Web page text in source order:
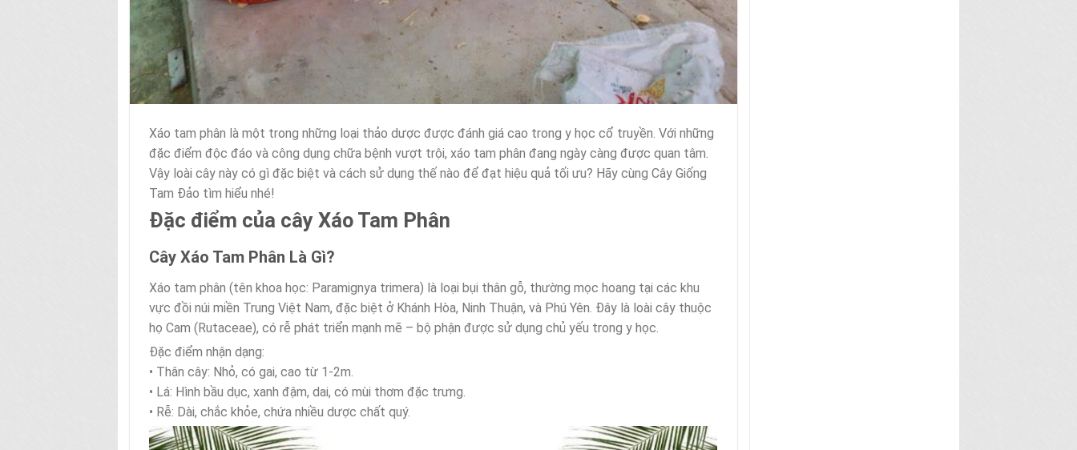
Xáo tam phân là một trong những loại thảo dược được đánh giá cao trong y học cổ truyền. Với những
đặc điểm độc đáo và công dụng chữa bệnh vượt trội, xáo tam phân đang ngày càng được quan tâm.
Vậy loài cây này có gì đặc biệt và cách sử dụng thế nào để đạt hiệu quả tối ưu? Hãy cùng Cây Giống
Tam Đảo tìm hiểu nhé!
Đặc điểm của cây Xáo Tam Phân
Cây Xáo Tam Phân Là Gì?
Xáo tam phân (tên khoa học: Paramignya trimera) là loại bụi thân gỗ, thường mọc hoang tại các khu
vực đồi núi miền Trung Việt Nam, đặc biệt ở Khánh Hòa, Ninh Thuận, và Phú Yên. Đây là loài cây thuộc
họ Cam (Rutaceae), có rễ phát triển mạnh mẽ – bộ phận được sử dụng chủ yếu trong y học.
Đặc điểm nhận dạng:
• Thân cây: Nhỏ, có gai, cao từ 1-2m.
• Lá: Hình bầu dục, xanh đậm, dai, có mùi thơm đặc trưng.
• Rễ: Dài, chắc khỏe, chứa nhiều dược chất quý.